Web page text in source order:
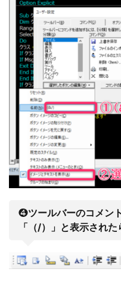
❹ツールバーのコメン
「（/）」と表示された